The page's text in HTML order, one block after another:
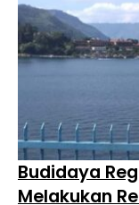
Budidaya
Melakukan